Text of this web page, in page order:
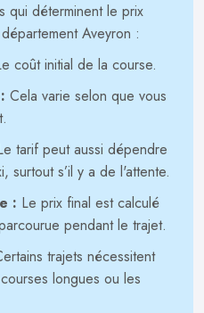
qui déterminent le prix
Aveyron :
coût initial de la course.
Cela varie selon que vous
tarif peut aussi dépendre
surtout s’il y a de l'attente.
: Le prix final est calculé
pendant le trajet.
trajets nécessitent
longues ou les